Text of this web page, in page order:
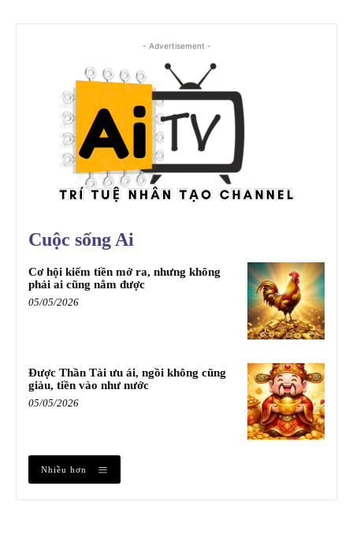
- Advertisement -
Cuộc sống Ai
Cơ hội kiếm tiền mở ra, nhưng không
phải ai cũng nắm được
05/05/2026
Được Thần Tài ưu ái, ngồi không cũng
giàu, tiền vào như nước
05/05/2026
Nhiều hơn